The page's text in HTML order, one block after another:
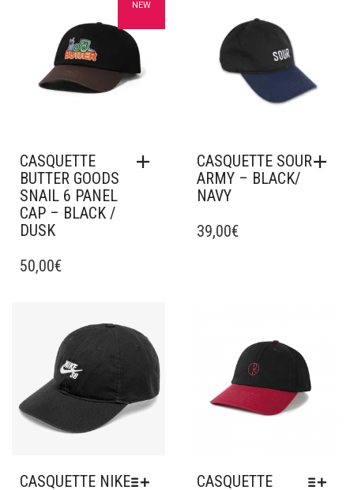
Ajouter à mes favorisNEW
CASQUETTE
BUTTER GOODS
SNAIL 6 PANEL
CAP – BLACK /
DUSK
50,00€
CASQUETTE SOUR
ARMY – BLACK/
NAVY
39,00€
Ajouter à mes favoris
CASQUETTE NIKE
CASQUETTE